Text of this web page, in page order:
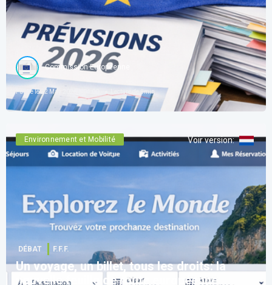
Commission Européenne
Publié le22 May 2026 à 04:00 Lecture de 8min
Environnement et Mobilité Voir version:
DÉBAT F.F.F.
Un voyage, un billet, tous les droits: la
nouvelle feuille de route européenne